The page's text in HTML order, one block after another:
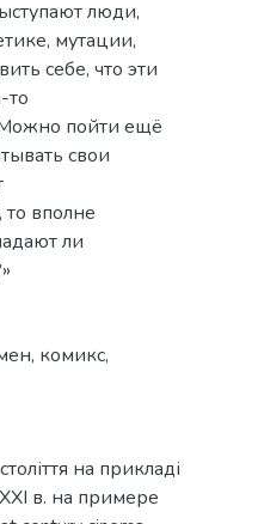
люди,
мутации,
себе, что эти
то
пойти ещё
свои
вполне
ли
, комикс,
на прикладі
в. на примере